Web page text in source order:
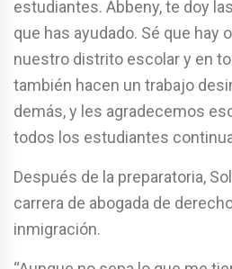
estudiantes. Abbeny, te doy
que has ayudado. Sé que hay
nuestro distrito escolar y en
también hacen un trabajo
demás, y les agradecemos
todos los estudiantes
Después de la preparatoria,
carrera de abogada de
inmigración.